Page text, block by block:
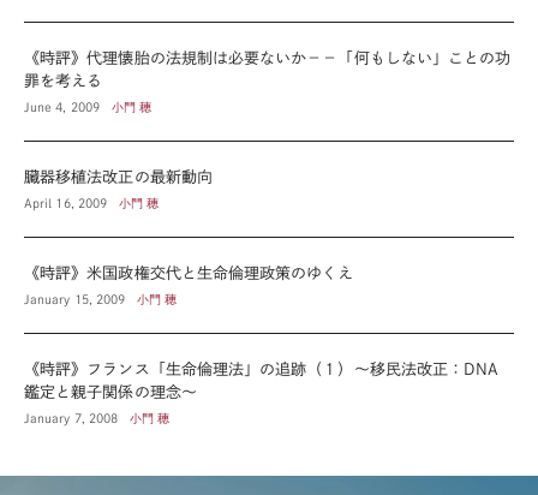
《時評》代理懐胎の法規制は必要ないか－－「何もしない」ことの功
罪を考える
June 4, 2009 小門 穂
臓器移植法改正の最新動向
April 16, 2009 小門 穂
《時評》米国政権交代と生命倫理政策のゆくえ
January 15, 2009 小門 穂
《時評》フランス「生命倫理法」の追跡（１）～移民法改正：DNA
鑑定と親子関係の理念～
January 7, 2008 小門 穂